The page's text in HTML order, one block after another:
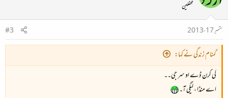
محفلین
ستمبر 17، 2013
#3
گمنام زندگی نے کہا:
کی کرن ڈے او سر جی۔۔
اے منڈا ، لیگی آ۔